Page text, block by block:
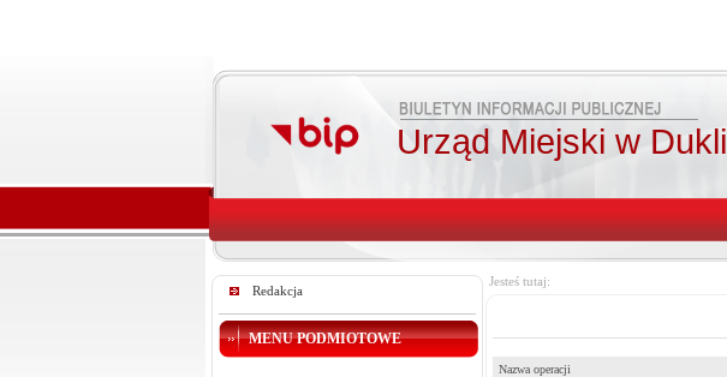
Urząd Miejski w Dukli
Redakcja
MENU PODMIOTOWE
Jesteś tutaj:
Nazwa operacji